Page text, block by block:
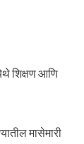
शिक्षण आणि
मासेमारी